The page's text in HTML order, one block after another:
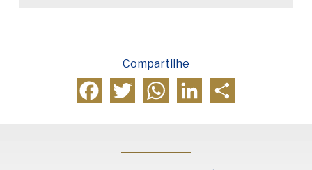
Compartilhe
FacebookTwitter WhatsAppLinkedIn